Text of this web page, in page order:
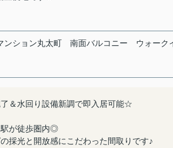
ンション丸太町 南面バルコニー ウォーク
＆水回り設備新調で即入居可能☆
駅が徒歩圏内◎
採光と開放感にこだわった間取りです♪